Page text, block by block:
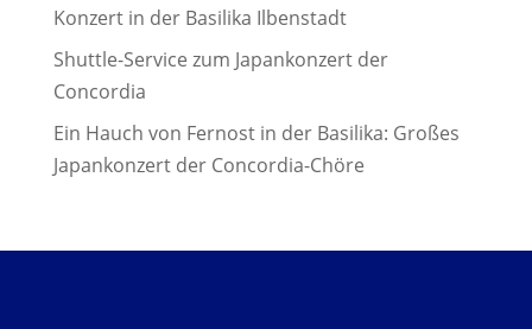
Konzert in der Basilika Ilbenstadt
Shuttle-Service zum Japankonzert der
Concordia
Ein Hauch von Fernost in der Basilika: Großes
Japankonzert der Concordia-Chöre